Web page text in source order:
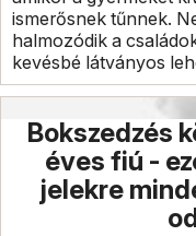
ismerősnek tűnnek.
halmozódik a
kevésbé látványos
Bokszedzés
éves fiú -
jelekre